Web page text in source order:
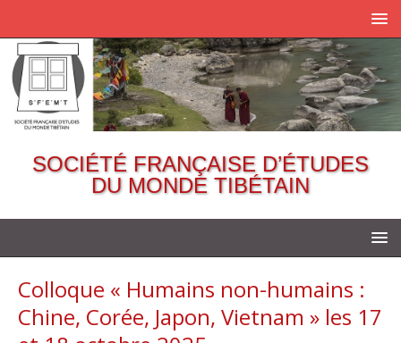
SOCIÉTÉ FRANÇAISE D’ÉTUDES
DU MONDE TIBÉTAIN
Colloque « Humains non-humains :
Chine, Corée, Japon, Vietnam » les 17